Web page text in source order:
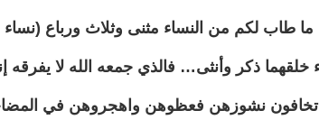
ما طاب لكم من النساء مثنى وثلاث ورباع (نساء 3
خلقهما ذكر وأنثى… فالذي جمعه الله لا يفرقه إنسان
تخافون نشوزهن فعظوهن واهجروهن في